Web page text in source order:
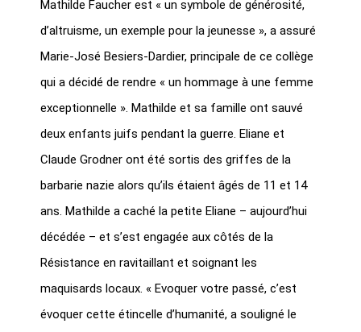
Mathilde Faucher est « un symbole de générosité,
d’altruisme, un exemple pour la jeunesse », a assuré
Marie-José Besiers-Dardier, principale de ce collège
qui a décidé de rendre « un hommage à une femme
exceptionnelle ». Mathilde et sa famille ont sauvé
deux enfants juifs pendant la guerre. Eliane et
Claude Grodner ont été sortis des griffes de la
barbarie nazie alors qu’ils étaient âgés de 11 et 14
ans. Mathilde a caché la petite Eliane – aujourd’hui
décédée – et s’est engagée aux côtés de la
Résistance en ravitaillant et soignant les
maquisards locaux. « Evoquer votre passé, c’est
évoquer cette étincelle d’humanité, a souligné le